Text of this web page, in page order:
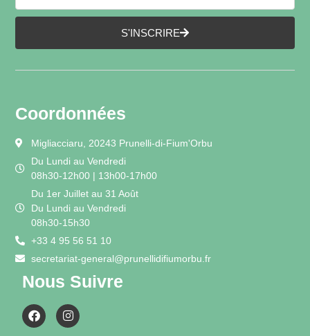
S'INSCRIRE
Coordonnées
Migliacciaru, 20243 Prunelli-di-Fium'Orbu
Du Lundi au Vendredi
08h30-12h00 | 13h00-17h00
Du 1er Juillet au 31 Août
Du Lundi au Vendredi
08h30-15h30
+33 4 95 56 51 10
secretariat-general@prunellidifiumorbu.fr
Nous Suivre